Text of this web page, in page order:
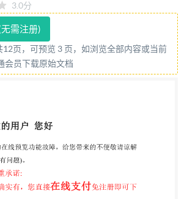
3.0分
需注册)
页，可预览 3 页，如浏览全部内容或当前
会员下载原始文档